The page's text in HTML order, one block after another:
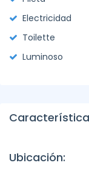
Electricidad
Toilette
Luminoso
Ubicación: